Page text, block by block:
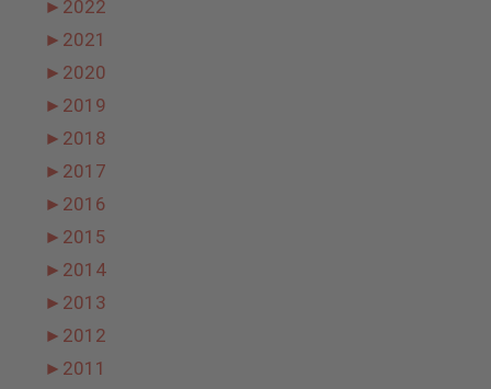
► 2022
► 2021
► 2020
► 2019
► 2018
► 2017
► 2016
► 2015
► 2014
► 2013
► 2012
► 2011